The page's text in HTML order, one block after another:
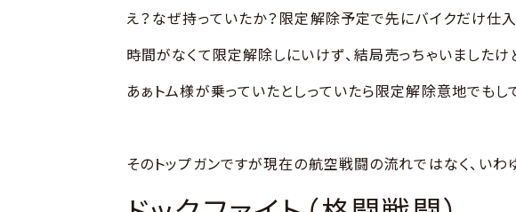
え？なぜ持っていたか？限定解除予定で先にバイクだけ仕
時間がなくて限定解除しにいけず、結局売っちゃいましたけ
あぁトム様が乗っていたとしっていたら限定解除意地でもし
そのトップガンですが現在の航空戦闘の流れではなく、いわ